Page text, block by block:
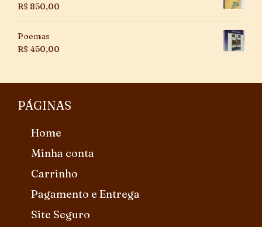
R$ 850,00
Poemas
R$ 450,00
PÁGINAS
Home
Minha conta
Carrinho
Pagamento e Entrega
Site Seguro